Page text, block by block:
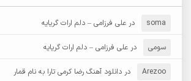
آرش دی جی 2
آرش عثمان
آرش مبهم آرش
soma در علی فرزامی – دلم ارات گریایه
سومی در علی فرزامی – دلم ارات گریایه
Arezoo در دانلود آهنگ رضا کرمی تارا به نام قمار